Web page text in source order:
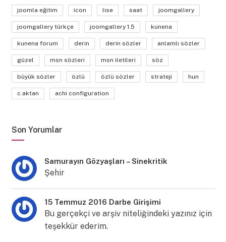
joomla eğitim icon lise saat joomgallery
joomgallery türkçe joomgallery 1.5 kunena
kunena forum derin derin sözler anlamlı sözler
güzel msn sözleri msn iletileri söz
büyük sözler özlü özlü sözler strateji hun
c.aktan achi configuration
Son Yorumlar
Samurayın Gözyaşları – Sinekritik
Şehir
15 Temmuz 2016 Darbe Girişimi
Bu gerçekçi ve arşiv niteliğindeki yazınız için
teşekkür ederim.